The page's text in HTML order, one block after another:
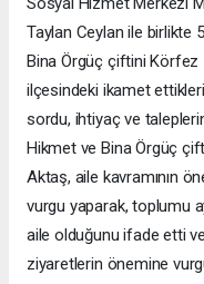
Taylan Ceylan ile birlikte
Bina Örgüç çiftini Körfez
ilçesindeki ikamet ettikleri
sordu, ihtiyaç ve
Hikmet ve Bina Örgüç
Aktaş, aile kavramının
vurgu yaparak, toplumu
aile olduğunu ifade etti
ziyaretlerin önemine